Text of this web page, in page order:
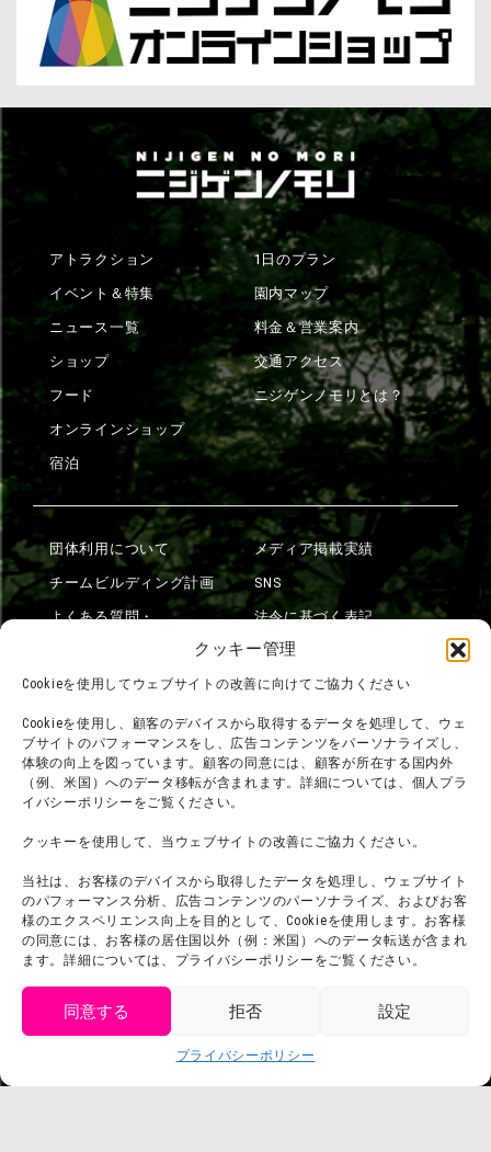
クッキー管理
Cookieを使用してウェブサイトの改善に向けてご協力ください
Cookieを使用し、顧客のデバイスから取得するデータを処理して、ウェ
ブサイトのパフォーマンスをし、広告コンテンツをパーソナライズし、
体験の向上を図っています。顧客の同意には、顧客が所在する国内外
（例、米国）へのデータ移転が含まれます。詳細については、個人プラ
イバシーポリシーをご覧ください。
クッキーを使用して、当ウェブサイトの改善にご協力ください。
当社は、お客様のデバイスから取得したデータを処理し、ウェブサイト
のパフォーマンス分析、広告コンテンツのパーソナライズ、およびお客
様のエクスペリエンス向上を目的として、Cookieを使用します。お客様
の同意には、お客様の居住国以外（例：米国）へのデータ転送が含まれ
ます。詳細については、プライバシーポリシーをご覧ください。
同意する 拒否 設定
プライバシーポリシー
アトラクション
イベント＆特集
ニュース一覧
ショップ
フード
オンラインショップ
宿泊
1日のプラン
園内マップ
料金＆営業案内
交通アクセス
ニジゲンノモリとは？
団体利用について
チームビルディング計画
よくある質問・
利用規約
プレスリリース
メディア掲載実績
SNS
法令に基づく表記
会社概要
スタッフ募集